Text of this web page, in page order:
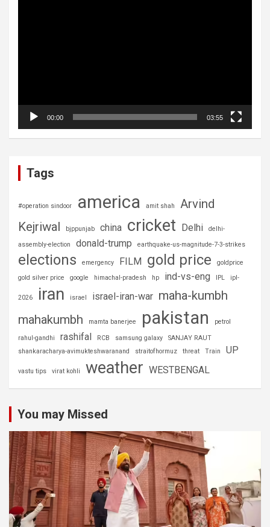
00:00 03:55
Tags
#operation sindoor america amit shah
Arvind
Kejriwal
bjppunjab china cricket Delhi
delhi-
assembly-election
donald-trump earthquake-us-magnitude-7-3-strikes
elections emergency FILM gold price
goldprice
gold silver price
google himachal-pradesh hp ind-vs-eng IPL ipl-
2026 iran israel israel-iran-war maha-kumbh
mahakumbh
mamta banerjee pakistan petrol
rahul-gandhi rashifal RCB samsung galaxy
SANJAY RAUT
shankaracharya-avimukteshwaranand
straitofhormuz threat Train UP
vastu tips virat kohli weather WESTBENGAL
You may Missed